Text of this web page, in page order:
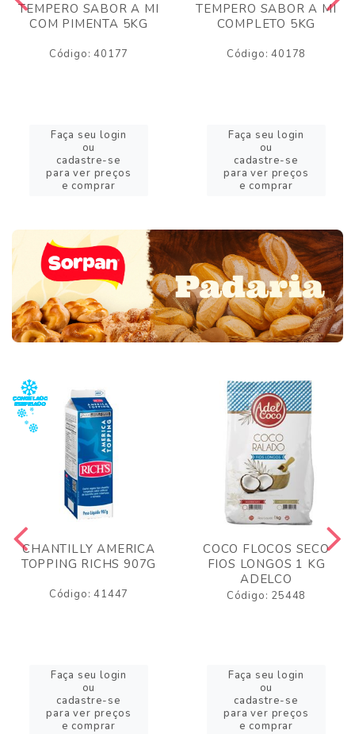
TEMPERO SABOR A MI
COM PIMENTA 5KG
Código: 40177
Faça seu login
ou
cadastre-se
para ver preços
e comprar
TEMPERO SABOR A MI
COMPLETO 5KG
Código: 40178
Faça seu login
ou
cadastre-se
para ver preços
e comprar
CHANTILLY AMERICA
TOPPING RICHS 907G
Código: 41447
Faça seu login
ou
cadastre-se
para ver preços
e comprar
COCO FLOCOS SECO
FIOS LONGOS 1 KG
ADELCO
Código: 25448
Faça seu login
ou
cadastre-se
para ver preços
e comprar